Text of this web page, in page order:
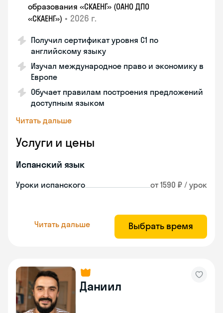
образования «СКАЕНГ» (ОАНО ДПО
«СКАЕНГ») • 2026 г.
Получил сертификат уровня С1 по
английскому языку
Изучал международное право и экономику в
Европе
Обучает правилам построения предложений
доступным языком
Читать дальше
Услуги и цены
Испанский язык
Уроки испанского от 1590 ₽ / урок
Читать дальше Выбрать время
Даниил